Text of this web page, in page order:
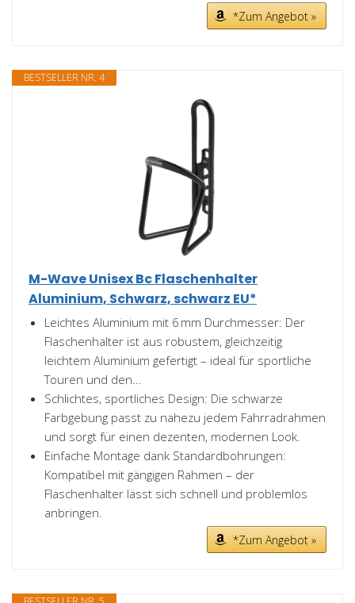
*Zum Angebot »
BESTSELLER NR. 4
M-Wave Unisex Bc Flaschenhalter
Aluminium, Schwarz, schwarz EU*
Leichtes Aluminium mit 6 mm Durchmesser: Der
Flaschenhalter ist aus robustem, gleichzeitig
leichtem Aluminium gefertigt – ideal für sportliche
Touren und den...
Schlichtes, sportliches Design: Die schwarze
Farbgebung passt zu nahezu jedem Fahrradrahmen
und sorgt für einen dezenten, modernen Look.
Einfache Montage dank Standardbohrungen:
Kompatibel mit gängigen Rahmen – der
Flaschenhalter lässt sich schnell und problemlos
anbringen.
*Zum Angebot »